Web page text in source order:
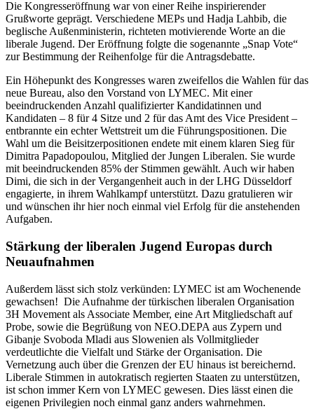
Die Kongresseröffnung war von einer Reihe inspirierender
Grußworte geprägt. Verschiedene MEPs und Hadja Lahbib, die
beglische Außenministerin, richteten motivierende Worte an die
liberale Jugend. Der Eröffnung folgte die sogenannte „Snap Vote“
zur Bestimmung der Reihenfolge für die Antragsdebatte.
Ein Höhepunkt des Kongresses waren zweifellos die Wahlen für das
neue Bureau, also den Vorstand von LYMEC. Mit einer
beeindruckenden Anzahl qualifizierter Kandidatinnen und
Kandidaten – 8 für 4 Sitze und 2 für das Amt des Vice President –
entbrannte ein echter Wettstreit um die Führungspositionen. Die
Wahl um die Beisitzerpositionen endete mit einem klaren Sieg für
Dimitra Papadopoulou, Mitglied der Jungen Liberalen. Sie wurde
mit beeindruckenden 85% der Stimmen gewählt. Auch wir haben
Dimi, die sich in der Vergangenheit auch in der LHG Düsseldorf
engagierte, in ihrem Wahlkampf unterstützt. Dazu gratulieren wir
und wünschen ihr hier noch einmal viel Erfolg für die anstehenden
Aufgaben.
Stärkung der liberalen Jugend Europas durch
Neuaufnahmen
Außerdem lässt sich stolz verkünden: LYMEC ist am Wochenende
gewachsen! Die Aufnahme der türkischen liberalen Organisation
3H Movement als Associate Member, eine Art Mitgliedschaft auf
Probe, sowie die Begrüßung von NEO.DEPA aus Zypern und
Gibanje Svoboda Mladi aus Slowenien als Vollmitglieder
verdeutlichte die Vielfalt und Stärke der Organisation. Die
Vernetzung auch über die Grenzen der EU hinaus ist bereichernd.
Liberale Stimmen in autokratisch regierten Staaten zu unterstützen,
ist schon immer Kern von LYMEC gewesen. Dies lässt einen die
eigenen Privilegien noch einmal ganz anders wahrnehmen.